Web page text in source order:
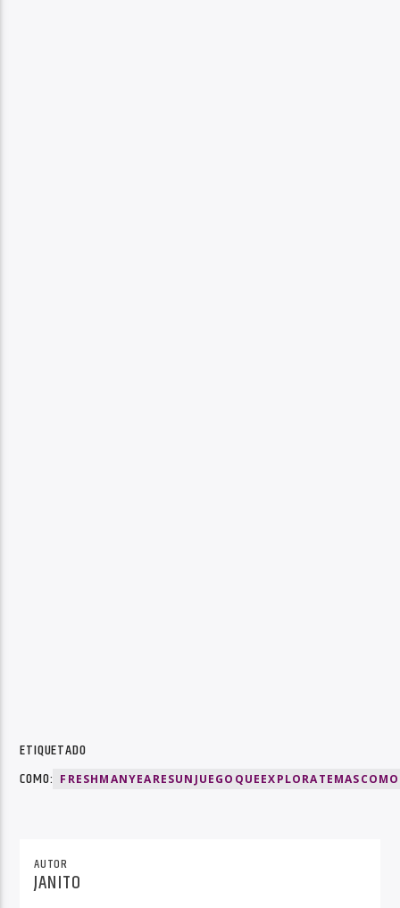
ETIQUETADO
COMO:
AUTOR
JANITO